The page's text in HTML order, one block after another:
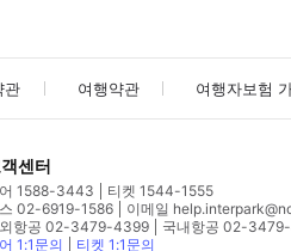
관 여행약관 여행자보험
센터
1588-3443
티켓 1544-1555
02-6919-1586
이메일
항공 02-3479-4399
국내항공 02-
1:1문의
티켓 1:1문의